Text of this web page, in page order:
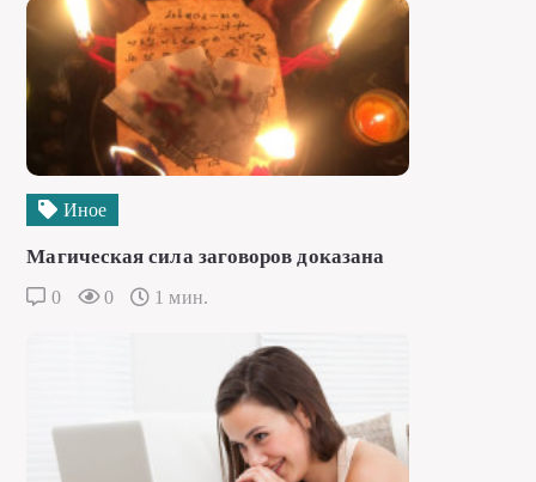
Иное
Магическая сила заговоров доказана
0 0 1 мин.